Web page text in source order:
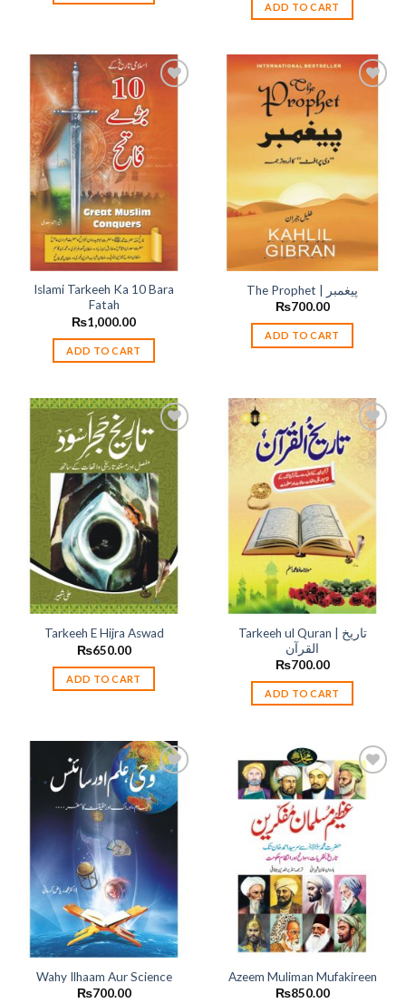
ADD TO CART
Islami Tarkeeh Ka 10 Bara
Fatah
₨1,000.00
ADD TO CART
The Prophet | پیغمبر
₨700.00
ADD TO CART
Add to
wishlist
Tarkeeh E Hijra Aswad
₨650.00
ADD TO CART
wishlist
Tarkeeh ul Quran | تاریخ
القرآن
₨700.00
ADD TO CART
Add to
wishlist
Wahy Ilhaam Aur Science
₨700.00
Azeem Muliman Mufakireen
₨850.00